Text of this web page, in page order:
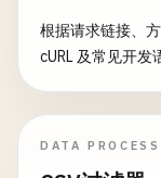
根据请求链接、
cURL 及常见开发
DATA